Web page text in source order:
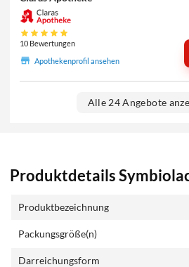
10 Bewertungen
Apothekenprofil ansehen
Alle 24 Angebote
Produktdetails
Produktbezeichnung
Packungsgröße(n)
Darreichungsform